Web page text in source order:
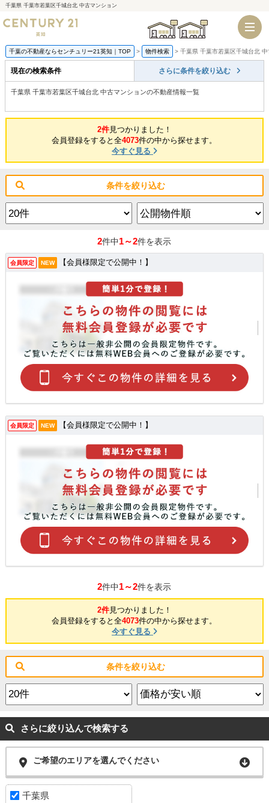
千葉県 千葉市若葉区千城台北 中古マンション
千葉店 船橋店
千葉の不動産ならセンチュリー21英知｜TOP 物件検索 千葉県 千葉市若葉区千城台北
現在の検索条件 さらに条件を絞り込む
千葉県 千葉市若葉区千城台北 中古マンションの不動産情報一覧
2件見つかりました！
会員登録をすると全4073件の中から探せます。
今すぐ見る
条件を絞り込む
2件中1～2件を表示
会員限定 NEW 【会員様限定で公開中！】
会員限定 NEW 【会員様限定で公開中！】
2件中1～2件を表示
2件見つかりました！
会員登録をすると全4073件の中から探せます。
今すぐ見る
条件を絞り込む
さらに絞り込んで検索する
ご希望のエリアを選んでください
千葉県